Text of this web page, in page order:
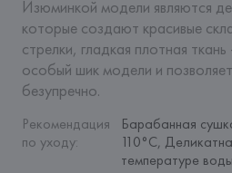
Изюминкой модели являются
которые создают красивые
стрелки, гладкая плотная
особый шик модели и
безупречно.
Рекомендация
по уходу:
Барабанная
110°C,
температуре